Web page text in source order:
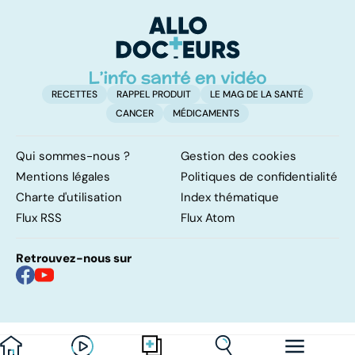
RECETTES RAPPEL PRODUIT
LE MAG DE LA SANTÉ
CANCER
MÉDICAMENTS
Qui sommes-nous ?
Gestion des cookies
Mentions légales
Politiques de confidentialité
Charte d'utilisation
Index thématique
Flux RSS
Flux Atom
Retrouvez-nous sur